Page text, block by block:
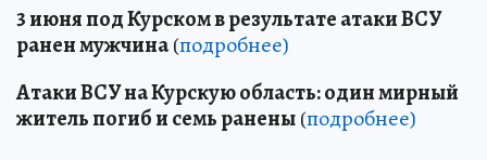
3 июня под Курском в результате атаки ВСУ
ранен мужчина(подробнее)
Атаки ВСУ на Курскую область: один мирный
житель погиб и семь ранены(подробнее)